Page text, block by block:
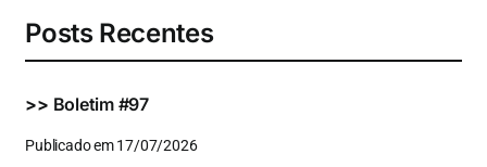
Posts Recentes
>> Boletim #97
Publicado em 17/07/2026